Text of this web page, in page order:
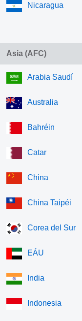
Nicaragua
Asia (AFC)
Arabia Saudí
Australia
Bahréin
Catar
China
China Taipéi
Corea del Sur
EÁU
India
Indonesia